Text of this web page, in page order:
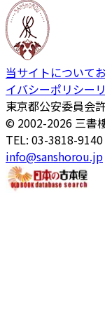
当サイトについて
イバシーポリシー
東京都公安委員会
© 2002-2026 三書
TEL: 03-3818-
info@sanshorou.jp